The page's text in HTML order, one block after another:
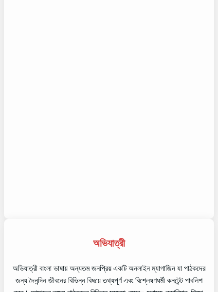
অভিযাত্রী
অভিযাত্রী বাংলা ভাষায় অন্যতম জনপ্রিয় একটি অনলাইন ম্যাগাজিন যা পাঠকদের
জন্য দৈনন্দিন জীবনের বিভিন্ন বিষয়ে তথ্যপূর্ণ এবং বিশ্লেষণধর্মী কনটেন্ট পাবলিশ